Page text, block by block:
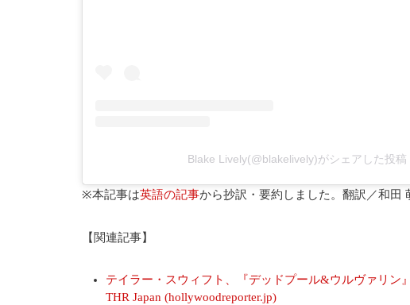
Blake Lively(@blakelively)がシェアした投稿
※本記事は英語の記事から抄訳・要約しました。翻訳／和田
【関連記事】
テイラー・スウィフト、『デッドプール&ウルヴァリ
THR Japan (hollywoodreporter.jp)